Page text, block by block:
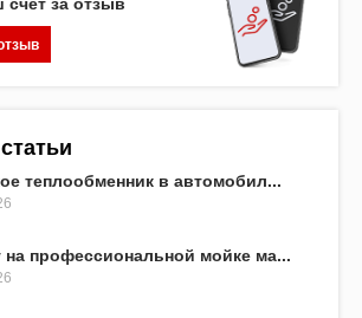
теплообменник в автомобил...
на профессиональной мойке ма...